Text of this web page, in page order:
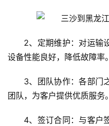
2、定期维护：对运输
设备性能良好，降低故障率。
3、团队协作：各部门
团队，为客户提供优质服务。
4、签订合同：与客户